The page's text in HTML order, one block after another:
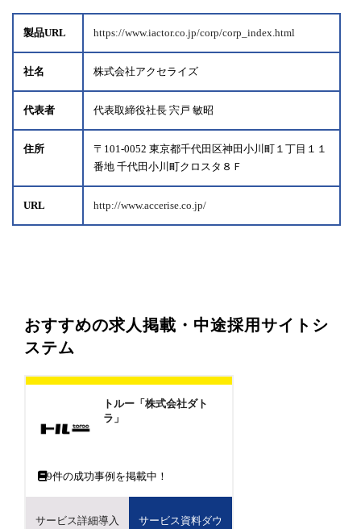
製品URL https://www.iactor.co.jp/corp/corp_index.html
社名 株式会社アクセライズ
代表者 代表取締役社長 宍戸 敏昭
住所
〒101-0052 東京都千代田区神田小川町１丁目１１
番地 千代田小川町クロスタ８Ｆ
URL http://www.accerise.co.jp/
おすすめの求人掲載・中途採用サイトシ
ステム
トルー「株式会社ダト
ラ」
9件の成功事例を掲載中！
サービス詳細導入
サービス資料ダウ